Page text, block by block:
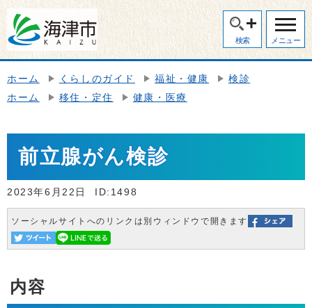
検索 メニュー
ホーム くらしのガイド 福祉・健康
検診
ホーム
移住・定住 健康・医療
前立腺がん検診
2023年6月22日 ID:1498
ソーシャルサイトへのリンクは別ウィンドウで開きます
内容